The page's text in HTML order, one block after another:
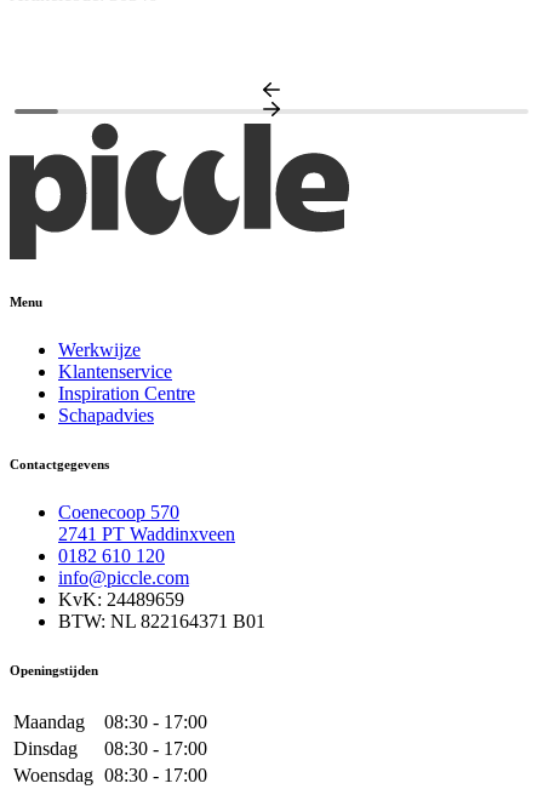
Menu
Werkwijze
Klantenservice
Inspiration Centre
Schapadvies
Contactgegevens
Coenecoop 570
2741 PT Waddinxveen
0182 610 120
info@piccle.com
KvK: 24489659
BTW: NL 822164371 B01
Openingstijden
Maandag
08:30 - 17:00
Dinsdag
08:30 - 17:00
Woensdag 08:30 - 17:00